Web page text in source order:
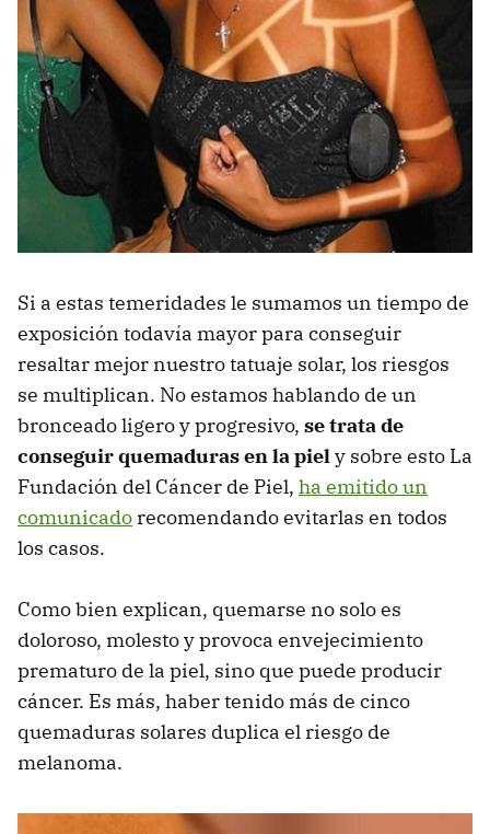
Si a estas temeridades le sumamos un tiempo de
exposición todavía mayor para conseguir
resaltar mejor nuestro tatuaje solar, los riesgos
se multiplican. No estamos hablando de un
bronceado ligero y progresivo, se trata de
conseguir quemaduras en la piely sobre esto La
Fundación del Cáncer de Piel, ha emitido un
comunicado recomendando evitarlas en todos
los casos.
Como bien explican, quemarse no solo es
doloroso, molesto y provoca envejecimiento
prematuro de la piel, sino que puede producir
cáncer. Es más, haber tenido más de cinco
quemaduras solares duplica el riesgo de
melanoma.